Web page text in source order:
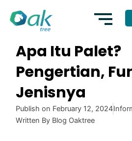
content
Apa Itu Palet?
Pengertian,
Jenisnya
Publish on February 12, 2024
Written By Blog Oaktree